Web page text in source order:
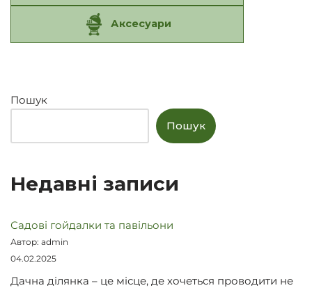
Аксесуари
Пошук
Пошук
Недавні записи
Садові гойдалки та павільони
Автор: admin
04.02.2025
Дачна ділянка – це місце, де хочеться проводити не